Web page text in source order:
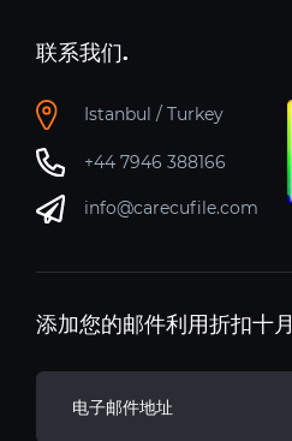
联系我们.
Istanbul / Turkey
+44 7946 388166
info@carecufile.com
添加您的邮件利用折扣十月